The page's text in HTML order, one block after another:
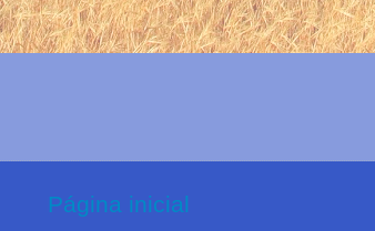
Página inicial